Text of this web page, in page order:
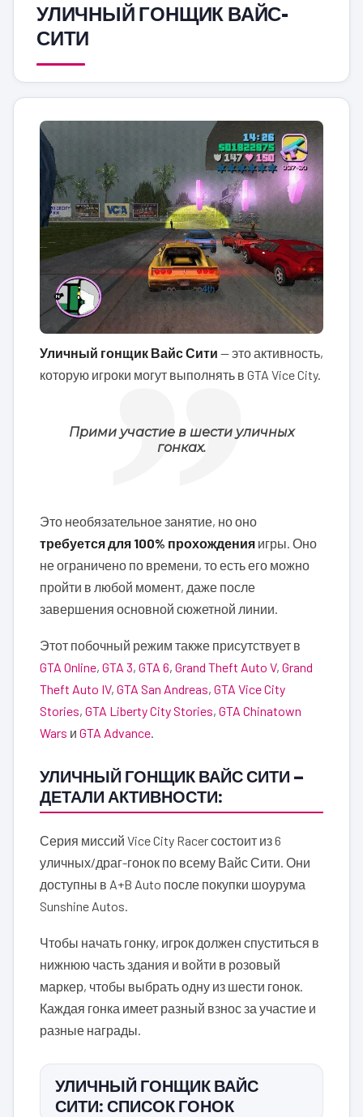
УЛИЧНЫЙ ГОНЩИК ВАЙС-
СИТИ
Уличный гонщик Вайс Сити — это активность,
которую игроки могут выполнять в GTA Vice City.
Прими участие в шести уличных
гонках.
Это необязательное занятие, но оно
требуется для 100% прохождения игры. Оно
не ограничено по времени, то есть его можно
пройти в любой момент, даже после
завершения основной сюжетной линии.
Этот побочный режим также присутствует в
GTA Online, GTA 3, GTA 6, Grand Theft Auto V, Grand
Theft Auto IV, GTA San Andreas, GTA Vice City
Stories, GTA Liberty City Stories, GTA Chinatown
Wars и GTA Advance
УЛИЧНЫЙ ГОНЩИК ВАЙС СИТИ —
ДЕТАЛИ АКТИВНОСТИ:
Серия миссий Vice City Racer состоит из 6
уличных/драг-гонок по всему Вайс Сити. Они
доступны в A+B Auto после покупки шоурума
Sunshine Autos.
Чтобы начать гонку, игрок должен спуститься в
нижнюю часть здания и войти в розовый
маркер, чтобы выбрать одну из шести гонок.
Каждая гонка имеет разный взнос за участие и
разные награды.
УЛИЧНЫЙ ГОНЩИК ВАЙС
СИТИ: СПИСОК ГОНОК